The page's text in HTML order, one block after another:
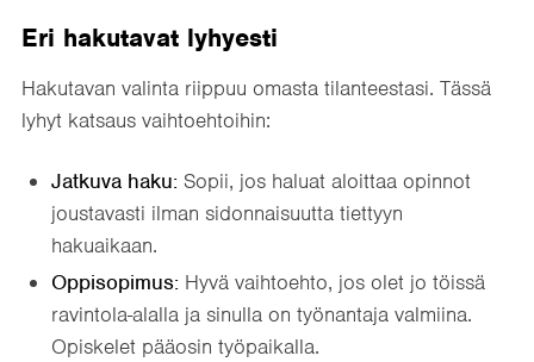
Eri hakutavat lyhyesti
Hakutavan valinta riippuu omasta tilanteestasi. Tässä
lyhyt katsaus vaihtoehtoihin:
Jatkuva haku: Sopii, jos haluat aloittaa opinnot
joustavasti ilman sidonnaisuutta tiettyyn
hakuaikaan.
Oppisopimus: Hyvä vaihtoehto, jos olet jo töissä
ravintola-alalla ja sinulla on työnantaja valmiina.
Opiskelet pääosin työpaikalla.